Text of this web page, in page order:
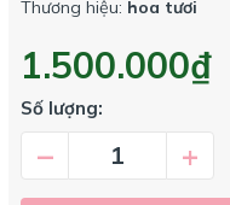
Thương hiệu: hoa tươi
1.500.000₫
Số lượng:
– +